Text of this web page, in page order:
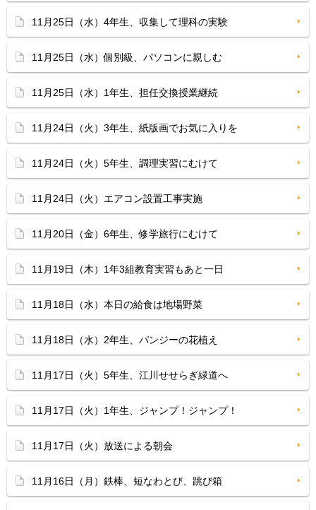
11月25日（水）4年生、収集して理科の実験
11月25日（水）個別級、パソコンに親しむ
11月25日（水）1年生、担任交換授業継続
11月24日（火）3年生、紙版画でお気に入りを
11月24日（火）5年生、調理実習にむけて
11月24日（火）エアコン設置工事実施
11月20日（金）6年生、修学旅行にむけて
11月19日（木）1年3組教育実習もあと一日
11月18日（水）本日の給食は地場野菜
11月18日（水）2年生、パンジーの花植え
11月17日（火）5年生、江川せせらぎ緑道へ
11月17日（火）1年生、ジャンプ！ジャンプ！
11月17日（火）放送による朝会
11月16日（月）鉄棒、短なわとび、跳び箱